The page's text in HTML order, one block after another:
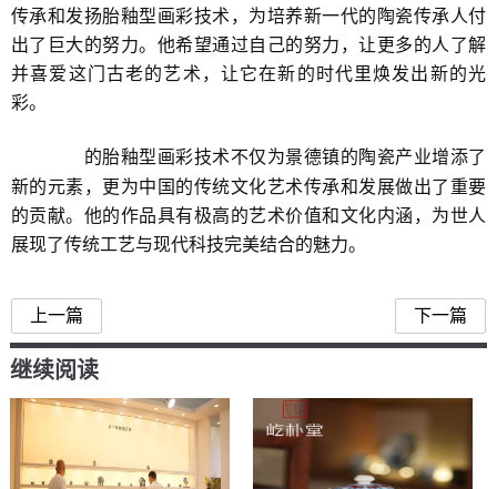
传承和发扬胎釉型画彩技术，为培养新一代的陶瓷传承人付
出了巨大的努力。他希望通过自己的努力，让更多的人了解
并喜爱这门古老的艺术，让它在新的时代里焕发出新的光
彩。
的胎釉型画彩技术不仅为景德镇的陶瓷产业增添了
新的元素，更为中国的传统文化艺术传承和发展做出了重要
的贡献。他的作品具有极高的艺术价值和文化内涵，为世人
展现了传统工艺与现代科技完美结合的魅力。
上一篇 下一篇
继续阅读